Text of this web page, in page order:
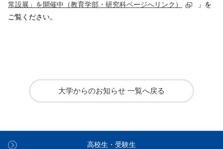
常設展」を開催中（教育学部・研究科ページへリンク）
」を
ご覧ください。
大学からのお知らせ 一覧へ戻る
高校生・受験生